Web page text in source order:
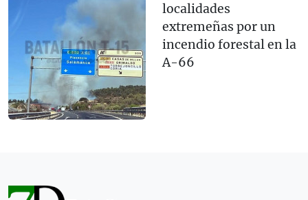
localidades
extremeñas por un
incendio forestal en la
A-66